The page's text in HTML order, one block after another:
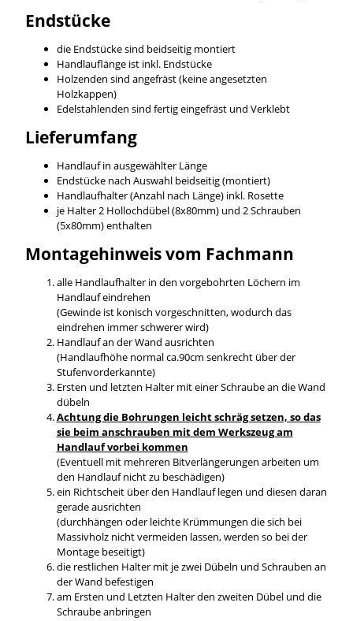
Endstücke
die Endstücke sind beidseitig montiert
Handlauflänge ist inkl. Endstücke
Holzenden sind angefräst (keine angesetzten
Holzkappen)
Edelstahlenden sind fertig eingefräst und Verklebt
Lieferumfang
Handlauf in ausgewählter Länge
Endstücke nach Auswahl beidseitig (montiert)
Handlaufhalter (Anzahl nach Länge) inkl. Rosette
je Halter 2 Hollochdübel (8x80mm) und 2 Schrauben
(5x80mm) enthalten
Montagehinweis vom Fachmann
alle Handlaufhalter in den vorgebohrten Löchern im
Handlauf eindrehen
(Gewinde ist konisch vorgeschnitten, wodurch das
eindrehen immer schwerer wird)
Handlauf an der Wand ausrichten
(Handlaufhöhe normal ca.90cm senkrecht über der
Stufenvorderkannte)
Ersten und letzten Halter mit einer Schraube an die Wand
dübeln
Achtung die Bohrungen leicht schräg setzen, so das
sie beim anschrauben mit dem Werkszeug am
Handlauf vorbei kommen
(Eventuell mit mehreren Bitverlängerungen arbeiten um
den Handlauf nicht zu beschädigen)
ein Richtscheit über den Handlauf legen und diesen daran
gerade ausrichten
(durchhängen oder leichte Krümmungen die sich bei
Massivholz nicht vermeiden lassen, werden so bei der
Montage beseitigt)
die restlichen Halter mit je zwei Dübeln und Schrauben an
der Wand befestigen
am Ersten und Letzten Halter den zweiten Dübel und die
Schraube anbringen